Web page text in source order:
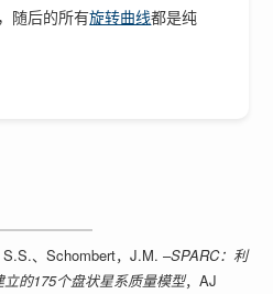
随后的所有旋转曲线都是纯
、Schombert，J.M. –SPARC：利
的175个盘状星系质量模型，AJ